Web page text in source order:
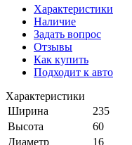
Характеристики
Наличие
Задать вопрос
Отзывы
Как купить
Подходит к авто
Характеристики
Ширина
235
Высота
60
Диаметр
16